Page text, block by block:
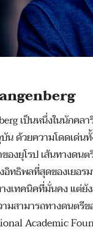
เป็นหนึ่งในนักคล
น ด้วยความโดดเด่น
งยุโรป เส้นทางดน
อิทธิพลที่สุดของเยอ
งเทคนิคที่มั่นคง แต่
มสามารถทางดนตรี
Academic